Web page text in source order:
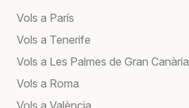
Vols a París
Vols a Tenerife
Vols a Les Palmes de Gran Canària
Vols a Roma
Vols a València